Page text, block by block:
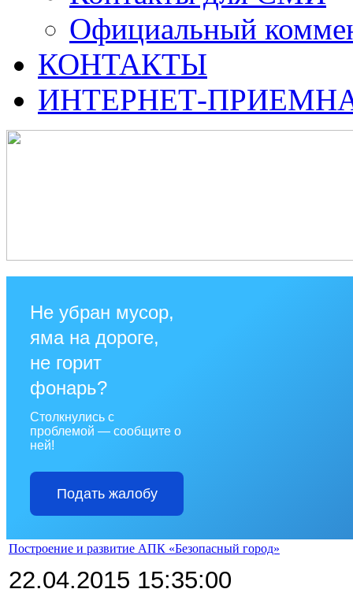
Официальный
КОНТАКТЫ
ИНТЕРНЕТ-
Не убран мусор,
яма на дороге,
не горит
фонарь?
Столкнулись с
проблемой — сообщите о
ней!
Подать жалобу
Построение и развитие АПК «Безопасный город»
22.04.2015 15:35:00